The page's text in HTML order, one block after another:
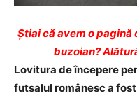
Ştiai că avem o
buzoian?
Lovitura de începere
futsalul românesc a